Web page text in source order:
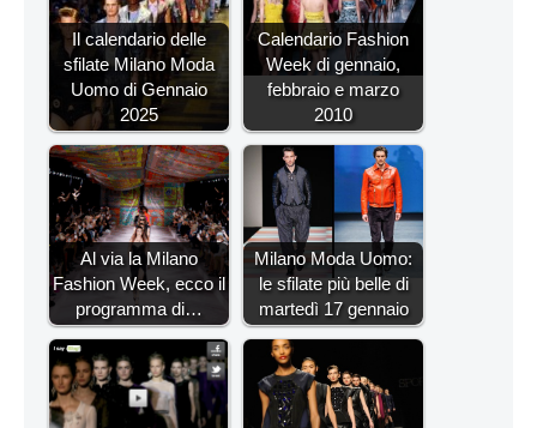
Il calendario delle
sfilate Milano Moda
Uomo di Gennaio
2025
Calendario Fashion
Week di gennaio,
febbraio e marzo
2010
Al via la Milano
Fashion Week, ecco il
programma di…
Milano Moda Uomo:
le sfilate più belle di
martedì 17 gennaio